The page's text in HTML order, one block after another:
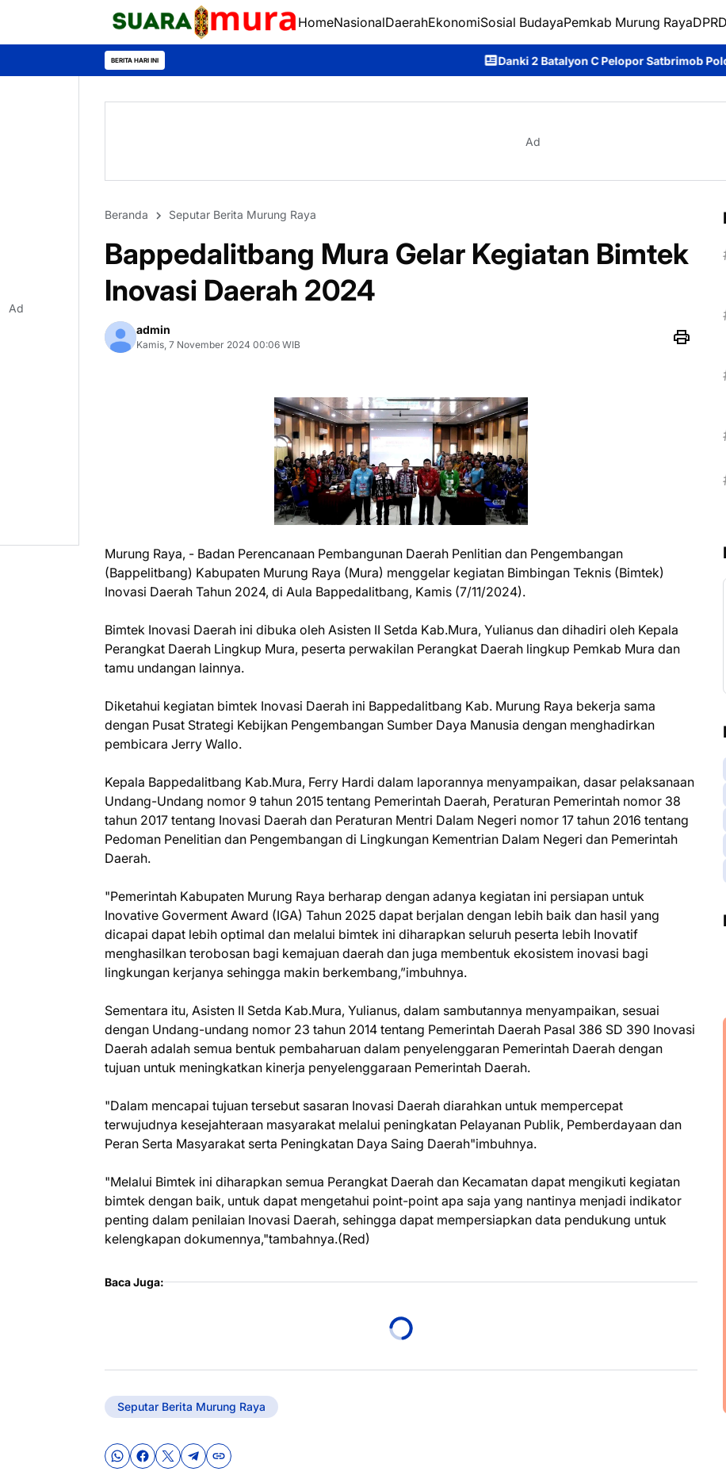
HomeNasionalDaerahEkonomiSosial BudayaPemkab Murung Raya
BERITA HARI INI Danki 2 Batalyon C Pelopor Satbrimob Polda Kalteng Tegaskan
Ad
Beranda Seputar Berita Murung Raya
Bappedalitbang Mura Gelar Kegiatan Bimtek
Inovasi Daerah 2024
admin
Kamis, 7 November 2024 00:06 WIB
Murung Raya, - Badan Perencanaan Pembangunan Daerah Penlitian dan Pengembangan
(Bappelitbang) Kabupaten Murung Raya (Mura) menggelar kegiatan Bimbingan Teknis (Bimtek)
Inovasi Daerah Tahun 2024, di Aula Bappedalitbang, Kamis (7/11/2024).
Bimtek Inovasi Daerah ini dibuka oleh Asisten II Setda Kab.Mura, Yulianus dan dihadiri oleh Kepala
Perangkat Daerah Lingkup Mura, peserta perwakilan Perangkat Daerah lingkup Pemkab Mura dan
tamu undangan lainnya.
Diketahui kegiatan bimtek Inovasi Daerah ini Bappedalitbang Kab. Murung Raya bekerja sama
dengan Pusat Strategi Kebijkan Pengembangan Sumber Daya Manusia dengan menghadirkan
pembicara Jerry Wallo.
Kepala Bappedalitbang Kab.Mura, Ferry Hardi dalam laporannya menyampaikan, dasar pelaksanaan
Undang-Undang nomor 9 tahun 2015 tentang Pemerintah Daerah, Peraturan Pemerintah nomor 38
tahun 2017 tentang Inovasi Daerah dan Peraturan Mentri Dalam Negeri nomor 17 tahun 2016 tentang
Pedoman Penelitian dan Pengembangan di Lingkungan Kementrian Dalam Negeri dan Pemerintah
Daerah.
"Pemerintah Kabupaten Murung Raya berharap dengan adanya kegiatan ini persiapan untuk
Inovative Goverment Award (IGA) Tahun 2025 dapat berjalan dengan lebih baik dan hasil yang
dicapai dapat lebih optimal dan melalui bimtek ini diharapkan seluruh peserta lebih Inovatif
menghasilkan terobosan bagi kemajuan daerah dan juga membentuk ekosistem inovasi bagi
lingkungan kerjanya sehingga makin berkembang,”imbuhnya.
Sementara itu, Asisten II Setda Kab.Mura, Yulianus, dalam sambutannya menyampaikan, sesuai
dengan Undang-undang nomor 23 tahun 2014 tentang Pemerintah Daerah Pasal 386 SD 390 Inovasi
Daerah adalah semua bentuk pembaharuan dalam penyelenggaran Pemerintah Daerah dengan
tujuan untuk meningkatkan kinerja penyelenggaraan Pemerintah Daerah.
"Dalam mencapai tujuan tersebut sasaran Inovasi Daerah diarahkan untuk mempercepat
terwujudnya kesejahteraan masyarakat melalui peningkatan Pelayanan Publik, Pemberdayaan dan
Peran Serta Masyarakat serta Peningkatan Daya Saing Daerah"imbuhnya.
"Melalui Bimtek ini diharapkan semua Perangkat Daerah dan Kecamatan dapat mengikuti kegiatan
bimtek dengan baik, untuk dapat mengetahui point-point apa saja yang nantinya menjadi indikator
penting dalam penilaian Inovasi Daerah, sehingga dapat mempersiapkan data pendukung untuk
kelengkapan dokumennya,"tambahnya.(Red)
Baca Juga:
Seputar Berita Murung Raya
Ad